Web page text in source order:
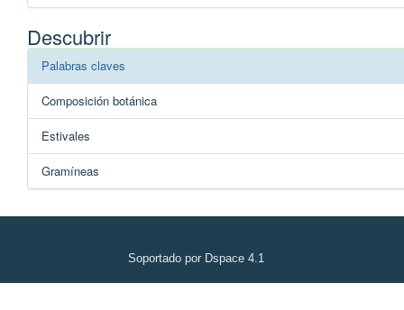
Descubrir
Palabras claves
Composición botánica
Estivales
Gramíneas
Soportado por Dspace 4.1